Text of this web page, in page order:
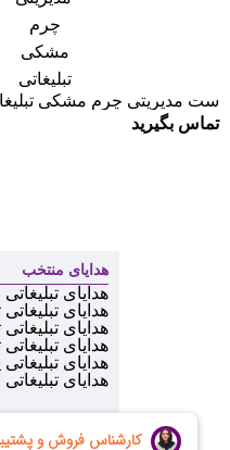
ست مدیریتی چرم مشکی
تماس بگیرید
هدایای منتخب
هدایای
هدایای تبلیغاتی تا 200 هزار
هدایای تبلیغاتی تا 100 هزار
هدایای تبلیغاتی تا 50 هزار
هدایای تبلیغاتی
هدایای